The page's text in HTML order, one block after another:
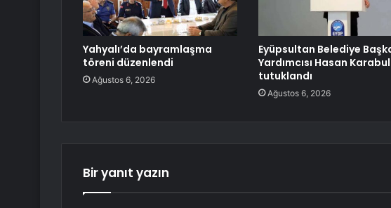
Yahyalı’da bayramlaşma
töreni düzenlendi
Ağustos 6, 2026
Eyüpsultan Belediye
Yardımcısı Hasan
tutuklandı
Ağustos 6, 2026
Bir yanıt yazın